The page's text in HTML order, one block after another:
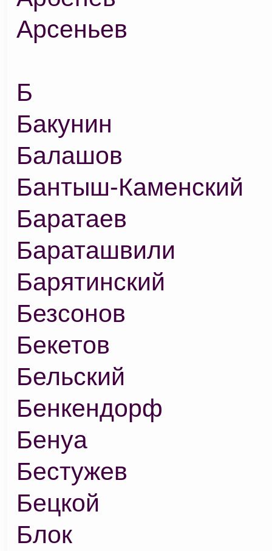
Арсеньев
Б
Бакунин
Балашов
Бантыш-Каменский
Баратаев
Бараташвили
Барятинский
Безсонов
Бекетов
Бельский
Бенкендорф
Бенуа
Бестужев
Бецкой
Блок